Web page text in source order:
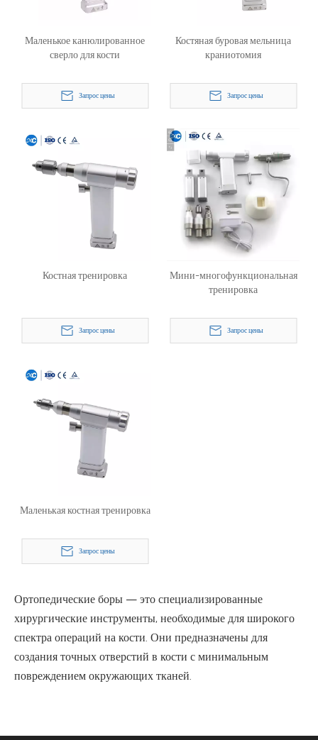
Маленькое канюлированное
сверло для кости
Запрос цены
Костяная буровая мельница
краниотомия
Запрос цены
Костная тренировка
Запрос цены
Мини-многофункциональная
тренировка
Запрос цены
Маленькая костная тренировка
Запрос цены
Ортопедические боры — это специализированные
хирургические инструменты, необходимые для широкого
спектра операций на кости. Они предназначены для
создания точных отверстий в кости с минимальным
повреждением окружающих тканей.